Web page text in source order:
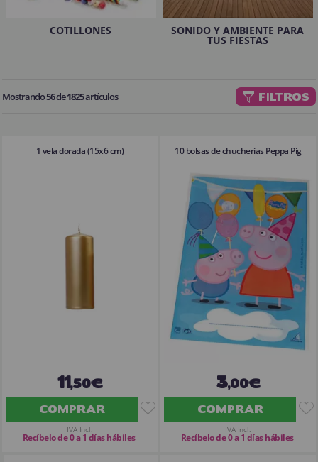
COTILLONES SONIDO Y AMBIENTE PARA
TUS FIESTAS
Mostrando56de1825artículos FILTROS
1 vela dorada (15x6 cm)
11,50€
COMPRAR
IVA Incl.
Recíbelo de 0 a 1 días hábiles
10 bolsas de chucherías Peppa Pig
3,00€
COMPRAR
IVA Incl.
Recíbelo de 0 a 1 días hábiles